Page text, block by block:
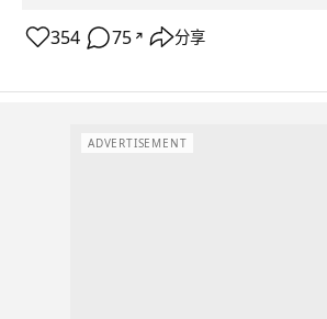
354 75 ↗ 分享
ADVERTISEMENT